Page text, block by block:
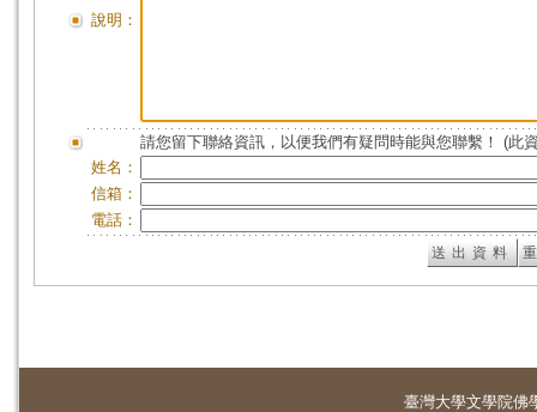
說明：
請您留下聯絡資訊，以便我們有疑問時能與您聯繫！ (此
姓名：
信箱：
電話：
臺灣大學文學院佛